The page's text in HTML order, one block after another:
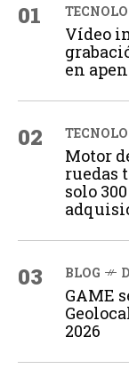
01
Vídeo
en
02
Motor
ruedas
solo
03 BLOG
GAME
2026